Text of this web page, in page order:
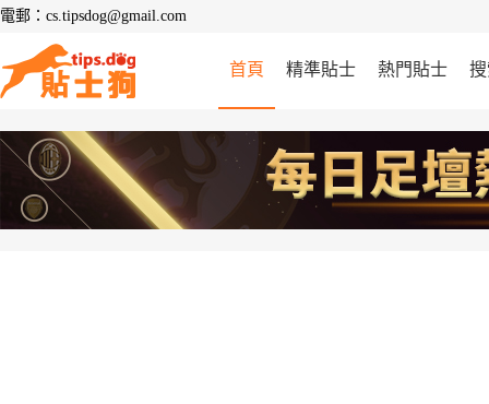
電郵：cs.tipsdog@gmail.com
首頁 精準貼士 熱門貼士